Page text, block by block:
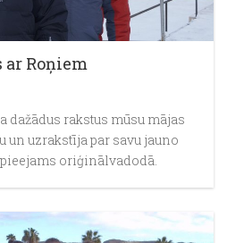
ar Roņiem
dažādus rakstus mūsu mājas
un uzrakstīja par savu jauno
oriģinālvadodā.